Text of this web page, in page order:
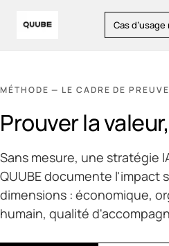
Cas
MÉTHODE — LE CADRE DE PREUVE
Prouver la
Sans mesure, une stratégie
QUUBE documente l'impact
dimensions : économique,
humain, qualité